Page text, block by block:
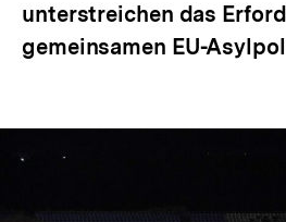
unterstreichen das
gemeinsamen EU-